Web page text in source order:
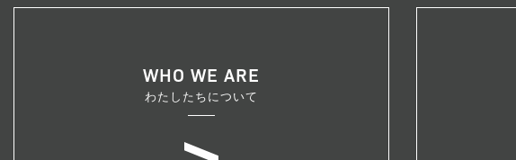
WHO WE ARE
わたしたちについて